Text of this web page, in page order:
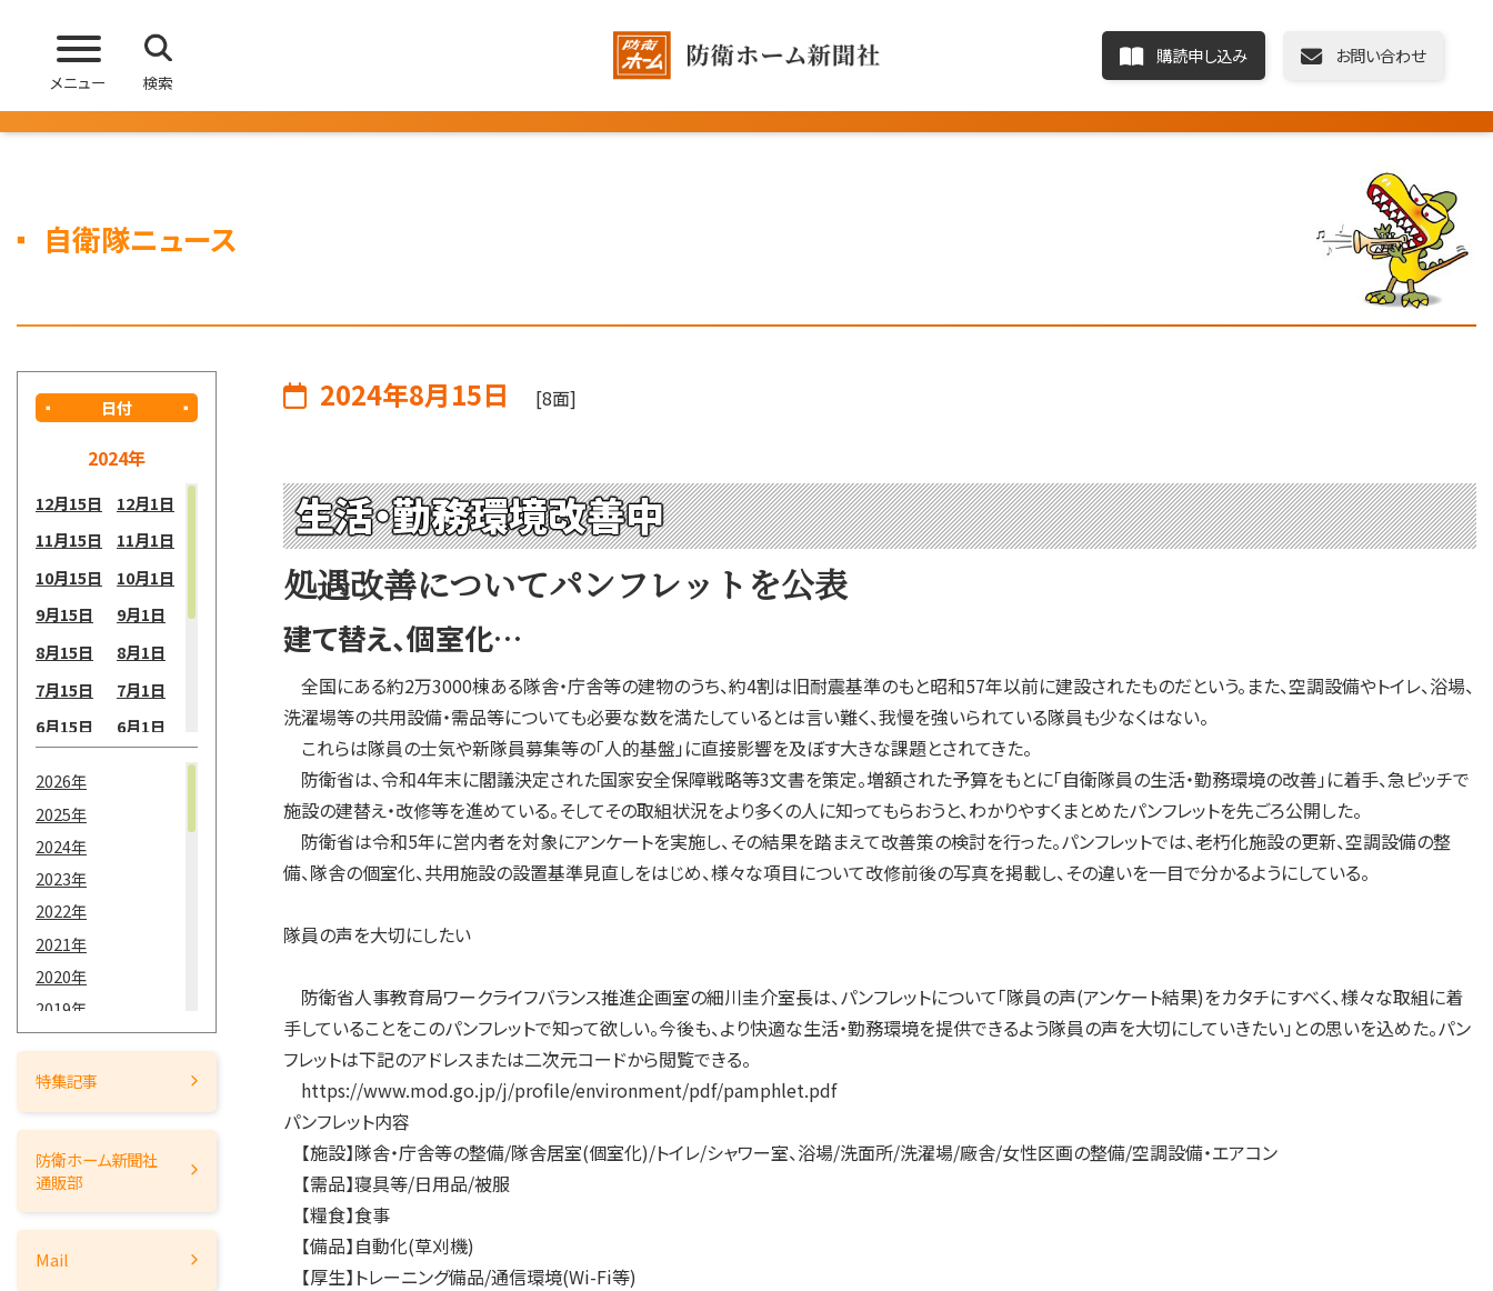
メニュー 検索
購読申し込み お問い合わせ
自衛隊ニュース
日付
2024年
12月15日
12月1日
11月15日
11月1日
10月15日
10月1日
9月15日
9月1日
8月15日
8月1日
7月15日
7月1日
6月15日
6月1日
3月15日
2月15日
1月15日
2026年
2025年
2024年
2023年
2022年
2021年
2020年
2019年
2018年
2017年
2014年
2012年
2011年
特集記事
防衛ホーム新聞社
通販部
Mail
2024年8月15日 [8面]
生活・勤務環境改善中
処遇改善についてパンフレットを公表
建て替え、個室化…
全国にある約2万3000棟ある隊舎・庁舎等の建物のうち、約4割は旧耐震基準のもと昭和57年以前に建設されたものだという。また、空調設備やトイレ、浴場、
洗濯場等の共用設備・需品等についても必要な数を満たしているとは言い難く、我慢を強いられている隊員も少なくはない。
これらは隊員の士気や新隊員募集等の「人的基盤」に直接影響を及ぼす大きな課題とされてきた。
防衛省は、令和4年末に閣議決定された国家安全保障戦略等3文書を策定。増額された予算をもとに「自衛隊員の生活・勤務環境の改善」に着手、急ピッチで
施設の建替え・改修等を進めている。そしてその取組状況をより多くの人に知ってもらおうと、わかりやすくまとめたパンフレットを先ごろ公開した。
防衛省は令和5年に営内者を対象にアンケートを実施し、その結果を踏まえて改善策の検討を行った。パンフレットでは、老朽化施設の更新、空調設備の整
備、隊舎の個室化、共用施設の設置基準見直しをはじめ、様々な項目について改修前後の写真を掲載し、その違いを一目で分かるようにしている。
隊員の声を大切にしたい
防衛省人事教育局ワークライフバランス推進企画室の細川圭介室長は、パンフレットについて「隊員の声(アンケート結果)をカタチにすべく、様々な取組に着
手していることをこのパンフレットで知って欲しい。今後も、より快適な生活・勤務環境を提供できるよう隊員の声を大切にしていきたい」との思いを込めた。パン
フレットは下記のアドレスまたは二次元コードから閲覧できる。
https://www.mod.go.jp/j/profile/environment/pdf/pamphlet.pdf
パンフレット内容
【施設】隊舎・庁舎等の整備/隊舎居室(個室化)/トイレ/シャワー室、浴場/洗面所/洗濯場/廠舎/女性区画の整備/空調設備・エアコン
【需品】寝具等/日用品/被服
【糧食】食事
【備品】自動化(草刈機)
【厚生】トレーニング備品/通信環境(Wi-Fi等)